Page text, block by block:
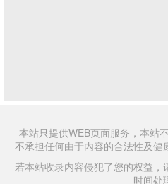
本站只提供WEB页面服务，本站
不承担任何由于内容的合法性及健
若本站收录内容侵犯了您的权益
时间处